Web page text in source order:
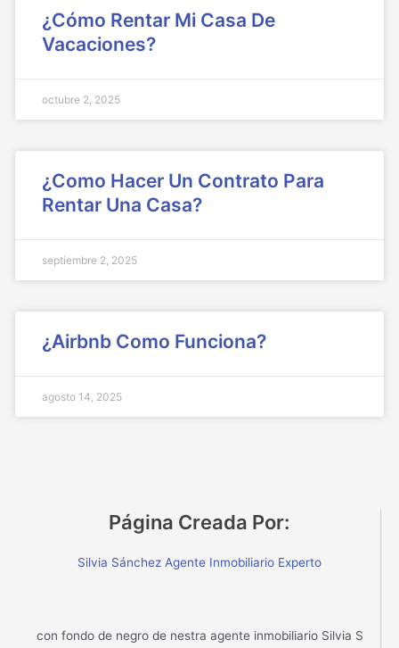
¿Cómo Rentar Mi Casa De
Vacaciones?
octubre 2, 2025
¿Como Hacer Un Contrato Para
Rentar Una Casa?
septiembre 2, 2025
¿Airbnb Como Funciona?
agosto 14, 2025
Página Creada Por:
Silvia Sánchez Agente Inmobiliario Experto